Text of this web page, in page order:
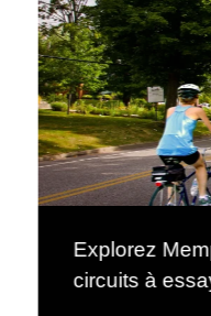
Explorez
circuits à